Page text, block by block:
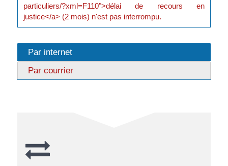
particuliers/?xml=F110">délai de recours en
justice</a> (2 mois) n'est pas interrompu.
Par internet
Par courrier